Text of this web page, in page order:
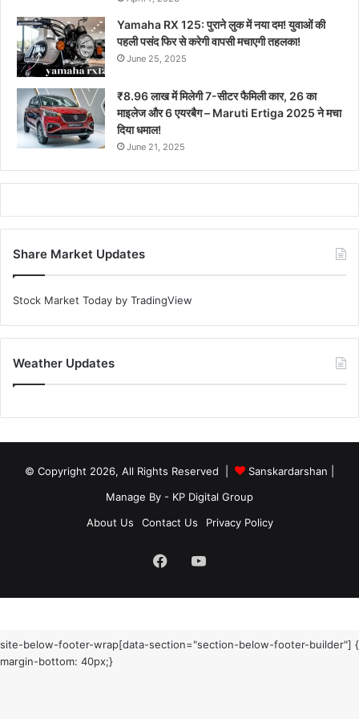
Yamaha RX 125: पुराने लुक में नया दम! युवाओं की
पहली पसंद फिर से करेगी वापसी मचाएगी तहलका!
June 25, 2025
₹8.96 लाख में मिलेगी 7-सीटर फैमिली कार, 26 का
माइलेज और 6 एयरबैग – Maruti Ertiga 2025 ने मचा
दिया धमाल!
June 21, 2025
Share Market Updates
Stock Market Today by TradingView
Weather Updates
© Copyright 2026, All Rights Reserved | Sanskardarshan
Manage By - KP Digital Group
About Us
Contact Us Privacy Policy
FacebookYouTube
site-below-footer-wrap[data-section="section-below-footer-builder"] {
margin-bottom: 40px;}